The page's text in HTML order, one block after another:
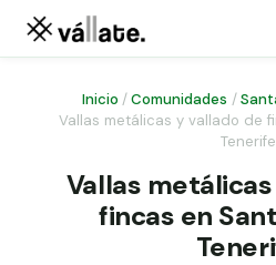
Malla electrosoldada
Malla ganadera
Malla simple torsión
Puerta abatible dos hojas
Puerta acceso peatonal
Inicio /Comunidades /
Vallas metálicas y vallado de
Tenerife
Vallas
fincas en